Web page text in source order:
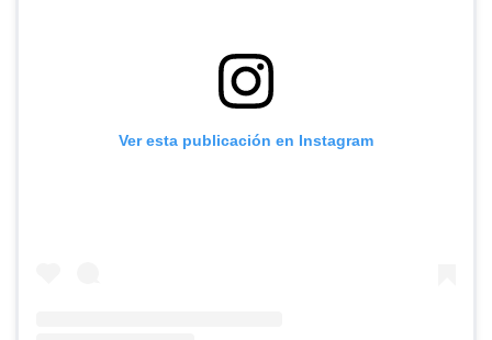
Ver esta publicación en Instagram